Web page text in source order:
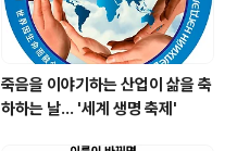
죽음을 이야기하는 산업이 삶을 축
하하는 날… '세계 생명 축제'